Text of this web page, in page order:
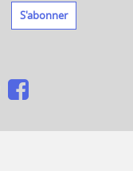
S'abonner